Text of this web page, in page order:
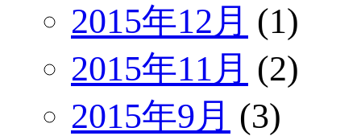
2015年12月 (1)
2015年11月 (2)
2015年9月 (3)